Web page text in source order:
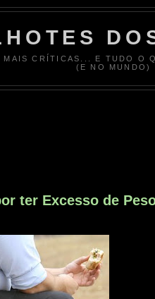
CRÍTICAS... E TUDO O
(E NO MUNDO)
ter Excesso de